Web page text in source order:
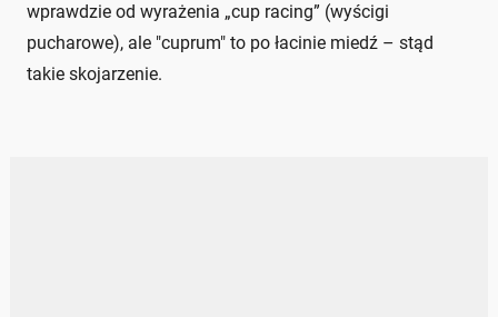
wprawdzie od wyrażenia „cup racing” (wyścigi
pucharowe), ale "cuprum" to po łacinie miedź – stąd
takie skojarzenie.